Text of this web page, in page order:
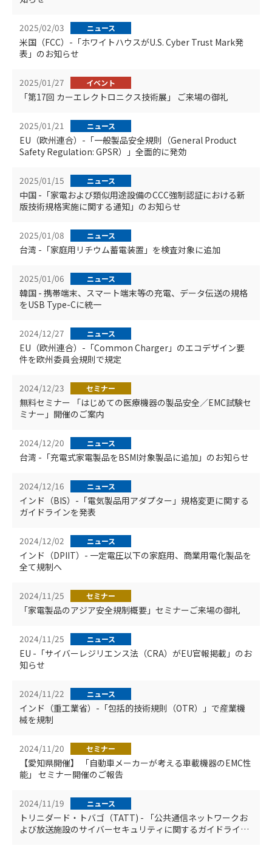
2025/02/03 ニュース
米国（FCC）-「ホワイトハウスがU.S. Cyber Trust Mark発
表」のお知らせ
2025/01/27 イベント
「第17回 カーエレクトロニクス技術展」 ご来場の御礼
2025/01/21 ニュース
EU（欧州連合）-「一般製品安全規則（General Product
Safety Regulation: GPSR）」全面的に発効
2025/01/15 ニュース
中国 -「家電および類似用途設備のCCC強制認証における新
版技術規格実施に関する通知」のお知らせ
2025/01/08 ニュース
台湾 -「家庭用リチウム蓄電装置」を検査対象に追加
2025/01/06 ニュース
韓国 - 携帯端末、スマート端末等の充電、データ伝送の規格
をUSB Type-Cに統一
2024/12/27 ニュース
EU（欧州連合）-「Common Charger」のエコデザイン要
件を欧州委員会規則で規定
2024/12/23 セミナー
無料セミナー 「はじめての医療機器の製品安全／EMC試験セ
ミナー」開催のご案内
2024/12/20 ニュース
台湾 -「充電式家電製品をBSMI対象製品に追加」のお知らせ
2024/12/16 ニュース
インド（BIS）-「電気製品用アダプター」規格変更に関する
ガイドラインを発表
2024/12/02 ニュース
インド（DPIIT）- 一定電圧以下の家庭用、商業用電化製品を
全て規制へ
2024/11/25 セミナー
「家電製品のアジア安全規制概要」セミナーご来場の御礼
2024/11/25 ニュース
EU -「サイバーレジリエンス法（CRA）がEU官報掲載」のお
知らせ
2024/11/22 ニュース
インド（重工業省）-「包括的技術規則（OTR）」で産業機
械を規制
2024/11/20 セミナー
【愛知県開催】 「自動車メーカーが考える車載機器のEMC性
能」 セミナー開催のご報告
2024/11/19 ニュース
トリニダード・トバゴ（TATT) - 「公共通信ネットワークお
よび放送施設のサイバーセキュリティに関するガイドライン